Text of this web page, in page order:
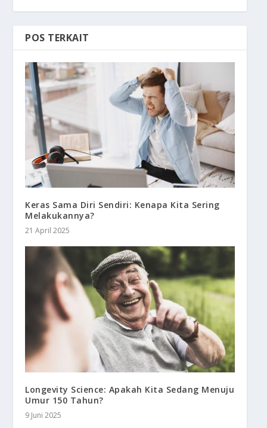
POS TERKAIT
Keras Sama Diri Sendiri: Kenapa Kita Sering
Melakukannya?
21 April 2025
Longevity Science: Apakah Kita Sedang Menuju
Umur 150 Tahun?
9 Juni 2025